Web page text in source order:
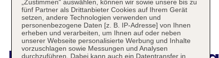
„Zustimmen“ auswählen, können wir sowie unsere bis zu
fünf Partner als Drittanbieter Cookies auf Ihrem Gerät
setzen, andere Technologien verwenden und
personenbezogene Daten [z. B. IP-Adresse] von Ihnen
erheben und verarbeiten, um Ihnen auf oder neben
unserer Webseite personalisierte Werbung und Inhalte
vorzuschlagen sowie Messungen und Analysen
durchzuführen. Dabei kann auch ein Datentransfer in